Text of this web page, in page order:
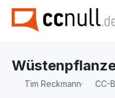
Tim Reckmann· CC-